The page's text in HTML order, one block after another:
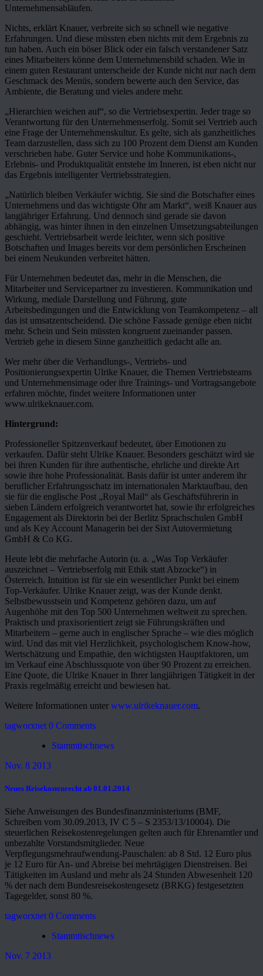
Unternehmensabläufen.
Nichts, erklärt Knauer, verbreite sich so schnell wie negative
Erfahrungen. Und diese müssten eben nichts mit dem Ergebnis zu
tun haben. Auch ein böser Blick oder ein falsch verstandener Satz
eines Mitarbeiters könne dem Unternehmensbild schaden. Wie in
einem guten Restaurant unterscheide der Kunde nicht nur nach dem
Geschmack des Menüs, sondern bewerte auch den Service, das
Ambiente, die Beratung und vieles andere mehr.
„Hierarchien weichen auf“, so die Vertriebsexpertin. Jeder trage so
Verantwortung für den Unternehmenserfolg. Somit sei Vertrieb auch
eine Frage der Unternehmenskultur. Es gelte, sich als ganzheitliches
Team darzustellen, dass sich zu 100 Prozent dem Dienst am Kunden
verschrieben habe. Guter Service und hohe Kommunikations-,
Erlebnis- und Produktqualität entstehe im Inneren, ist eben nicht nur
das Ergebnis intelligenter Vertriebsstrategien.
„Natürlich bleiben Verkäufer wichtig. Sie sind die Botschafter eines
Unternehmens und das wichtigste Ohr am Markt“, weiß Knauer aus
langjähriger Erfahrung. Und dennoch sind gerade sie davon
abhängig, was hinter ihnen in den einzelnen Umsetzungsabteilungen
geschieht. Vertriebsarbeit werde leichter, wenn sich positive
Botschaften und Images bereits vor dem persönlichen Erscheinen
bei einem Neukunden verbreitet hätten.
Für Unternehmen bedeutet das, mehr in die Menschen, die
Mitarbeiter und Servicepartner zu investieren. Kommunikation und
Wirkung, mediale Darstellung und Führung, gute
Arbeitsbedingungen und die Entwicklung von Teamkompetenz – all
das ist umsatzentscheidend. Die schöne Fassade genüge eben nicht
mehr. Schein und Sein müssten kongruent zueinander passen.
Vertrieb gehe in diesem Sinne ganzheitlich gedacht alle an.
Wer mehr über die Verhandlungs-, Vertriebs- und
Positionierungsexpertin Ulrike Knauer, die Themen Vertriebsteams
und Unternehmensimage oder ihre Trainings- und Vortragsangebote
erfahren möchte, findet weitere Informationen unter
www.ulrikeknauer.com.
Hintergrund:
Professioneller Spitzenverkauf bedeutet, über Emotionen zu
verkaufen. Dafür steht Ulrike Knauer. Besonders geschätzt wird sie
bei ihren Kunden für ihre authentische, ehrliche und direkte Art
sowie ihre hohe Professionalität. Basis dafür ist unter anderem ihr
beruflicher Erfahrungsschatz im internationalen Marktaufbau, den
sie für die englische Post „Royal Mail“ als Geschäftsführerin in
sieben Ländern erfolgreich verantwortet hat, sowie ihr erfolgreiches
Engagement als Direktorin bei der Berlitz Sprachschulen GmbH
und als Key Account Managerin bei der Sixt Autovermietung
GmbH & Co KG.
Heute lebt die mehrfache Autorin (u. a. „Was Top Verkäufer
auszeichnet – Vertriebserfolg mit Ethik statt Abzocke“) in
Österreich. Intuition ist für sie ein wesentlicher Punkt bei einem
Top-Verkäufer. Ulrike Knauer zeigt, was der Kunde denkt.
Selbstbewusstsein und Kompetenz gehören dazu, um auf
Augenhöhe mit den Top 500 Unternehmen weltweit zu sprechen.
Praktisch und praxisorientiert zeigt sie Führungskräften und
Mitarbeitern – gerne auch in englischer Sprache – wie dies möglich
wird. Und das mit viel Herzlichkeit, psychologischem Know-how,
Wertschätzung und Empathie, den wichtigsten Hauptfaktoren, um
im Verkauf eine Abschlussquote von über 90 Prozent zu erreichen.
Eine Quote, die Ulrike Knauer in Ihrer langjährigen Tätigkeit in der
Praxis regelmäßig erreicht und bewiesen hat.
Weitere Informationen unter www.ulrikeknauer.com.
tagworxnet 0 Comments
Stammtischnews
Nov. 8 2013
Neues Reisekostenrecht ab 01.01.2014
Siehe Anweisungen des Bundesfinanzministeriums (BMF,
Schreiben vom 30.09.2013, IV C 5 – S 2353/13/10004). Die
steuerlichen Reisekostenregelungen gelten auch für Ehrenamtler und
unbezahlte Vorstandsmitglieder. Neue
Verpflegungsmehraufwendung-Pauschalen: ab 8 Std. 12 Euro plus
je 12 Euro für An- und Abreise bei mehrtägigen Dienstreisen. Bei
Tätigkeiten im Ausland und mehr als 24 Stunden Abwesenheit 120
% der nach dem Bundesreisekostengesetz (BRKG) festgesetzten
Tagegelder, sonst 80 %.
tagworxnet 0 Comments
Stammtischnews
Nov. 7 2013